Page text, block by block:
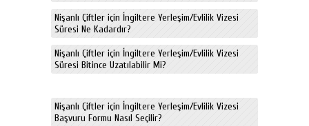
Nişanlı Çiftler için İngiltere Yerleşim/Evlilik Vizesi
Süresi Ne Kadardır?
Nişanlı Çiftler için İngiltere Yerleşim/Evlilik Vizesi
Süresi Bitince Uzatılabilir Mi?
Nişanlı Çiftler için İngiltere Yerleşim/Evlilik Vizesi
Başvuru Formu Nasıl Seçilir?